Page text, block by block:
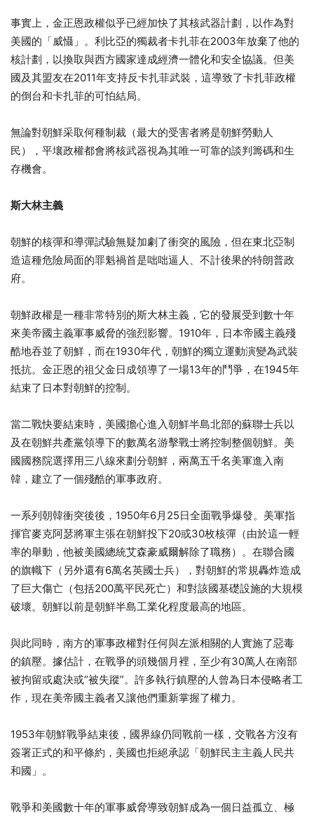
事實上，金正恩政權似乎已經加快了其核武器計劃，以作為對
美國的「威懾」。利比亞的獨裁者卡扎菲在2003年放棄了他的
核計劃，以換取與西方國家達成經濟一體化和安全協議。但美
國及其盟友在2011年支持反卡扎菲武裝，這導致了卡扎菲政權
的倒台和卡扎菲的可怕結局。
無論對朝鮮采取何種制裁（最大的受害者將是朝鮮勞動人
民），平壤政權都會將核武器視為其唯一可靠的談判籌碼和生
存機會。
斯大林主義
朝鮮的核彈和導彈試驗無疑加劇了衝突的風險，但在東北亞制
造這種危險局面的罪魁禍首是咄咄逼人、不計後果的特朗普政
府。
朝鮮政權是一種非常特別的斯大林主義，它的發展受到數十年
來美帝國主義軍事威脅的強烈影響。1910年，日本帝國主義殘
酷地吞並了朝鮮，而在1930年代，朝鮮的獨立運動演變為武裝
抵抗。金正恩的祖父金日成領導了一場13年的鬥爭，在1945年
結束了日本對朝鮮的控制。
當二戰快要結束時，美國擔心進入朝鮮半島北部的蘇聯士兵以
及在朝鮮共產黨領導下的數萬名游擊戰士將控制整個朝鮮。美
國國務院選擇用三八線來劃分朝鮮，兩萬五千名美軍進入南
韓，建立了一個殘酷的軍事政府。
一系列朝韓衝突後後，1950年6月25日全面戰爭爆發。美軍指
揮官麥克阿瑟將軍主張在朝鮮投下20或30枚核彈（由於這一輕
率的舉動，他被美國總統艾森豪威爾解除了職務）。在聯合國
的旗幟下（另外還有6萬名英國士兵），對朝鮮的常規轟炸造成
了巨大傷亡（包括200萬平民死亡）和對該國基礎設施的大規模
破壞。朝鮮以前是朝鮮半島工業化程度最高的地區。
與此同時，南方的軍事政權對任何與左派相關的人實施了惡毒
的鎮壓。據估計，在戰爭的頭幾個月裡，至少有30萬人在南部
被拘留或處決或“被失蹤”。許多執行鎮壓的人曾為日本侵略者工
作，現在美帝國主義者又讓他們重新掌握了權力。
1953年朝鮮戰爭結束後，國界線仍同戰前一樣，交戰各方沒有
簽署正式的和平條約，美國也拒絕承認「朝鮮民主主義人民共
和國」。
戰爭和美國數十年的軍事威脅導致朝鮮成為一個日益孤立、極